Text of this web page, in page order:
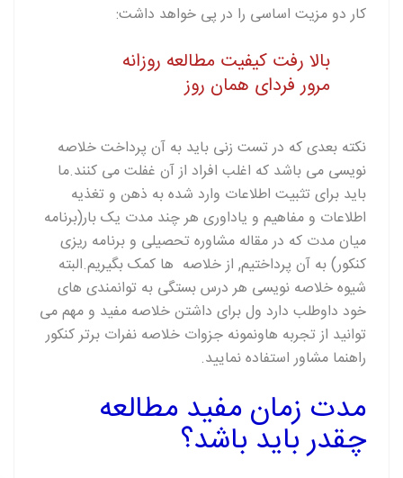
کار دو مزیت اساسی را در پی خواهد داشت:
بالا رفت کیفیت مطالعه روزانه
مرور فردای همان روز
نکته بعدی که در تست زنی باید به آن پرداخت خلاصه
نویسی می باشد که اغلب افراد از آن غفلت می کنند.ما
باید برای تثبیت اطلاعات وارد شده به ذهن و تغذیه
اطلاعات و مفاهیم و یاداوری هر چند مدت یک بار(برنامه
میان مدت که در مقاله مشاوره تحصیلی و برنامه ریزی
کنکور) به آن پرداختیم, از خلاصه ها کمک بگیریم.البته
شیوه خلاصه نویسی هر درس بستگی به توانمندی های
خود داوطلب دارد ول برای داشتن خلاصه مفید و مهم می
توانید از تجربه هاونمونه جزوات خلاصه نفرات برتر کنکور
راهنما مشاور استفاده نمایید.
مدت زمان مفید مطالعه
چقدر باید باشد؟